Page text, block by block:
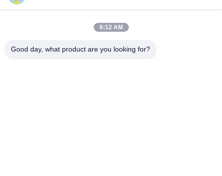
PLC-besturingssysteem Citrusverwerkingsinstallatie met een
6:12 AM
Good day, what product are you looking for?